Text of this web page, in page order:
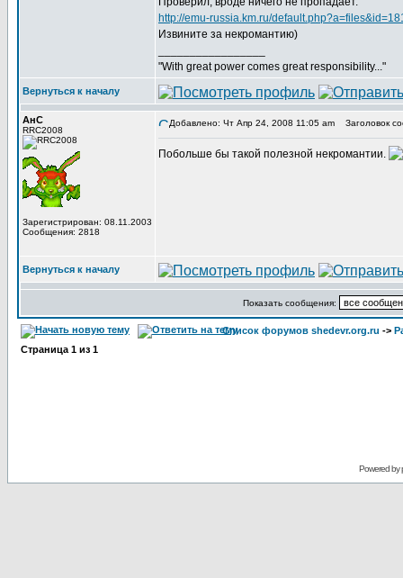
http://emu-russia.km.ru/
Извините за некромантию)
"With great power comes great responsibility..."
Вернуться к началу
АнС
RRC2008
Зарегистрирован: 08.11.2003
Сообщения: 2818
Добавлено: Чт Апр 24, 2008 11:05 am Заголовок
Побольше бы такой полезной некромантии.
Вернуться к началу
Показать сообщения:
Список форумов shedevr.org.ru ->
Страница 1 из 1
Powered by